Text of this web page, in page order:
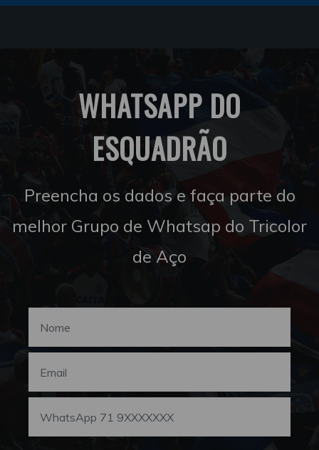
WHATSAPP DO
ESQUADRÃO
Preencha os dados e faça parte do
melhor Grupo de Whatsap do Tricolor
de Aço